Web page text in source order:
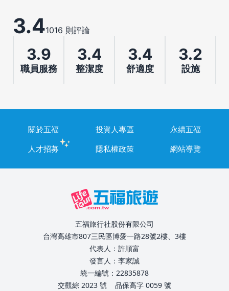
3.41016 則評論
3.9
職員服務
3.4
整潔度
3.4
舒適度
3.2
設施
關於五福 投資人專區
永續五福
人才招募
隱私權政策 網站導覽
五福旅行社股份有限公司
台灣高雄市807三民區博愛一路28號2樓、3樓
代表人：許順富
發言人：李家誠
統一編號：22835878
交觀綜 2023 號
品保高字 0059 號